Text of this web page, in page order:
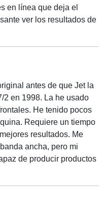
en línea que deja el
ver los resultados de
antes de que Jet la
2 en 1998. La he usado
He tenido pocos
Requiere un tiempo
resultados. Me
ancha, pero mi
de producir productos